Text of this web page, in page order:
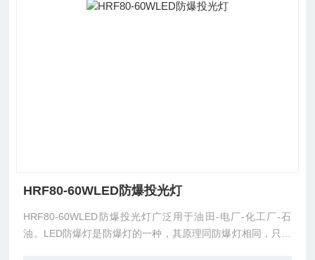
HRF80-60WLED防爆投光灯
HRF80-60WLED防爆投光灯广泛用于油田-电厂-化工厂-石
油。LED防爆灯是防爆灯的一种，其原理同防爆灯相同，只不